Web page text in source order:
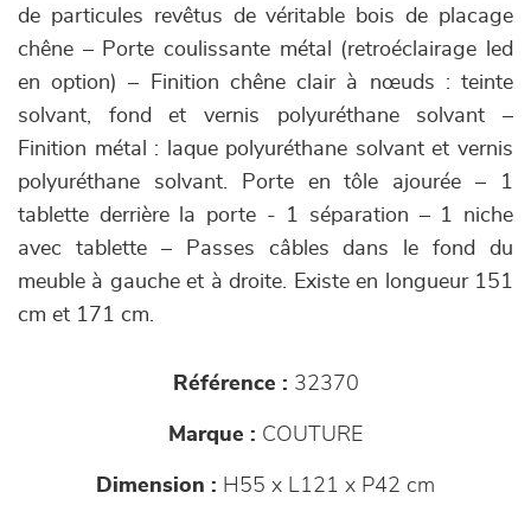
de particules revêtus de véritable bois de placage
chêne – Porte coulissante métal (retroéclairage led
en option) – Finition chêne clair à nœuds : teinte
solvant, fond et vernis polyuréthane solvant –
Finition métal : laque polyuréthane solvant et vernis
polyuréthane solvant. Porte en tôle ajourée – 1
tablette derrière la porte - 1 séparation – 1 niche
avec tablette – Passes câbles dans le fond du
meuble à gauche et à droite. Existe en longueur 151
cm et 171 cm.
Référence : 32370
Marque : COUTURE
Dimension : H55 x L121 x P42 cm